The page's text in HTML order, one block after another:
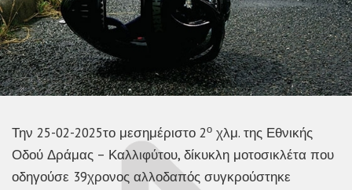
Την 25-02-2025το μεσημέριστο 2ο χλμ. της Εθνικής
Οδού Δράμας – Καλλιφύτου, δίκυκλη μοτοσικλέτα που
οδηγούσε 39χρονος αλλοδαπός συγκρούστηκε